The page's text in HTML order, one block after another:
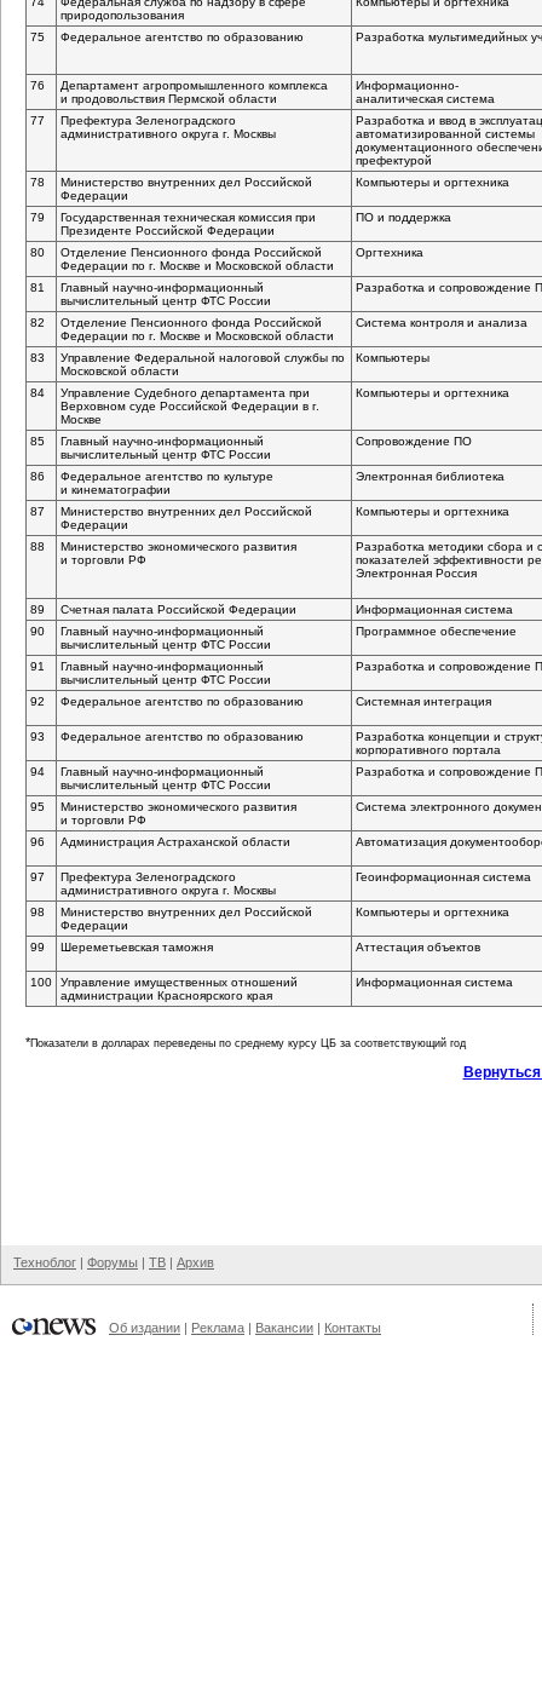
природопользования
75 Федеральное агентство по образованию Разработка мультимедийных
76
Департамент агропромышленного комплекса
и продовольствия Пермской области
Информационно-
аналитическая система
77
Префектура Зеленоградского
административного округа г. Москвы
Разработка и ввод в
автоматизированной системы
документационного
префектурой
78
Министерство внутренних дел Российской
Федерации
Компьютеры и оргтехника
79
Государственная техническая комиссия при
Президенте Российской Федерации
ПО и поддержка
80
Отделение Пенсионного фонда Российской
Федерации по г. Москве и Московской области
Оргтехника
81 Главный научно-информационный
вычислительный центр ФТС России
Разработка и сопровождение
82
Отделение Пенсионного фонда Российской
Федерации по г. Москве и Московской области
Система контроля и анализа
83
Управление Федеральной налоговой службы по
Московской области
Компьютеры
84
Управление Судебного департамента при
Верховном суде Российской Федерации в г.
Москве
Компьютеры и оргтехника
85 Главный научно-информационный
вычислительный центр ФТС России
Сопровождение ПО
86
Федеральное агентство по культуре
и кинематографии
Электронная библиотека
87
Министерство внутренних дел Российской
Федерации
Компьютеры и оргтехника
88
Министерство экономического развития
и торговли РФ
Разработка методики сбора и
показателей эффективности
Электронная Россия
89 Счетная палата Российской Федерации
Информационная система
90
Главный научно-информационный
вычислительный центр ФТС России
Программное обеспечение
91 Главный научно-информационный
вычислительный центр ФТС России
Разработка и сопровождение
92 Федеральное агентство по образованию Системная интеграция
93 Федеральное агентство по образованию
Разработка концепции и
корпоративного портала
94
Главный научно-информационный
вычислительный центр ФТС России
Разработка и сопровождение
95
Министерство экономического развития
и торговли РФ
Система электронного
96 Администрация Астраханской области Автоматизация
97
Префектура Зеленоградского
административного округа г. Москвы
Геоинформационная система
98
Министерство внутренних дел Российской
Федерации
Компьютеры и оргтехника
99 Шереметьевская таможня Аттестация объектов
100
Управление имущественных отношений
администрации Красноярского края
Информационная система
*Показатели в долларах переведены по среднему курсу ЦБ за соответствующий год
Техноблог | Форумы | ТВ | Архив
Об издании | Реклама | Вакансии | Контакты